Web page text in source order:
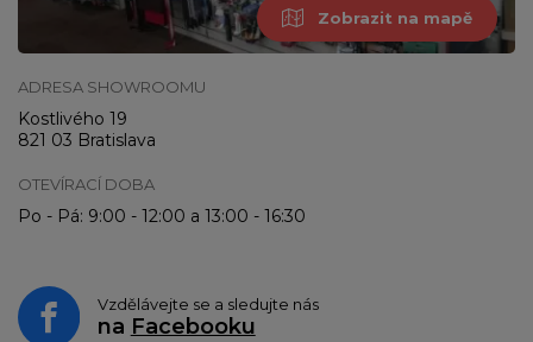
Zobrazit na mapě
ADRESA SHOWROOMU
Kostlivého 19
821 03 Bratislava
OTEVÍRACÍ DOBA
Po - Pá: 9:00 - 12:00 a 13:00 - 16:30
Vzdělávejte se a sledujte nás
na Facebooku